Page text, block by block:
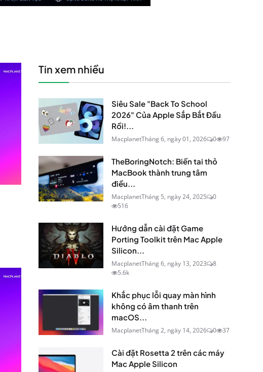
Tin xem nhiều
Siêu Sale "Back To School
2026" Của Apple Sắp Bắt Đầu
Rồi!...
MacplanetTháng 6, ngày 01, 2026 0 97
TheBoringNotch: Biến tai thỏ
MacBook thành trung tâm
điều...
MacplanetTháng 5, ngày 24, 2025
0
516
Hướng dẫn cài đặt Game
Porting Toolkit trên Mac Apple
Silicon...
MacplanetTháng 6, ngày 13, 2023
8
5.6k
Khắc phục lỗi quay màn hình
không có âm thanh trên
macOS...
MacplanetTháng 2, ngày 14, 2026 0 37
Cài đặt Rosetta 2 trên các máy
Mac Apple Silicon